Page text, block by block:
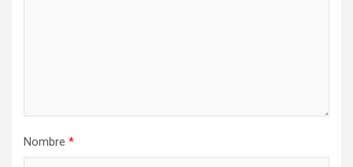
Nombre *